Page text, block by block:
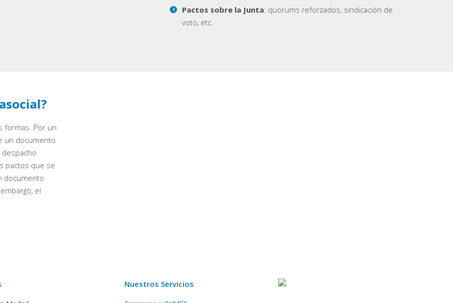
Pactos sobre la Junta: quórums reforzados, sindicación de
voto, etc.
formas. Por un
un documento
pactos que se
documento
el
Nuestros Servicios